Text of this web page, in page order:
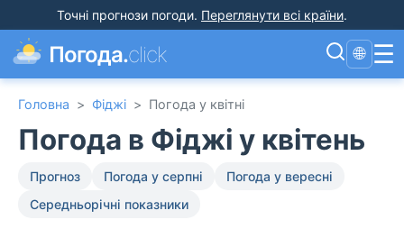
Точні прогнози погоди. Переглянути всі країни.
Погода.click 🌐 ☰
Головна > Фіджі > Погода у квітні
Погода в Фіджі у квітень
Прогноз Погода у серпні
Погода у вересні
Середньорічні показники